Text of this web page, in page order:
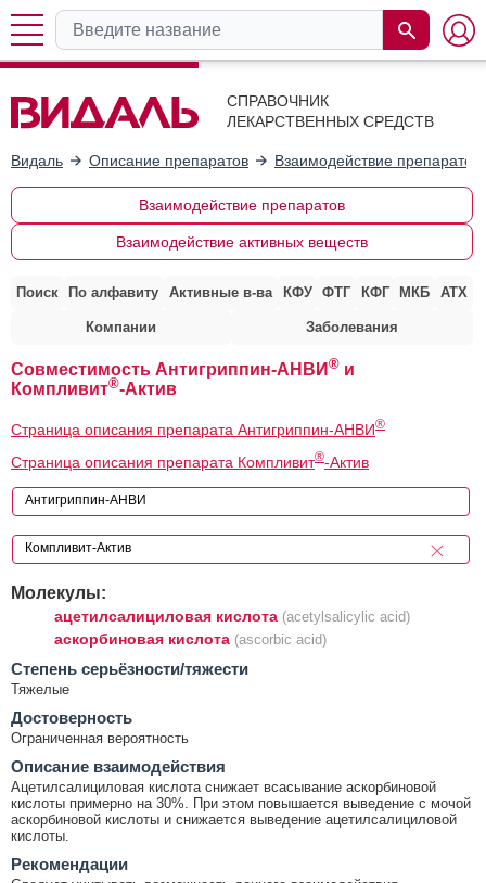
СПРАВОЧНИК
ЛЕКАРСТВЕННЫХ СРЕДСТВ
Видаль Описание препаратов Взаимодействие препаратов
Взаимодействие препаратов
Взаимодействие активных веществ
Поиск По алфавиту Активные в-ва КФУ ФТГ КФГ МКБ АТХ
Компании Заболевания
Совместимость Антигриппин-АНВИ ® и
Компливит®-Актив
Страница описания препарата Антигриппин-АНВИ®
Страница описания препарата Компливит®-Актив
Молекулы:
ацетилсалициловая кислота (acetylsalicylic acid)
аскорбиновая кислота (ascorbic acid)
Cтепень серьёзности/тяжести
Тяжелые
Достоверность
Ограниченная вероятность
Описание взаимодействия
Ацетилсалициловая кислота снижает всасывание аскорбиновой
кислоты примерно на 30%. При этом повышается выведение с мочой
аскорбиновой кислоты и снижается выведение ацетилсалициловой
кислоты.
Рекомендации